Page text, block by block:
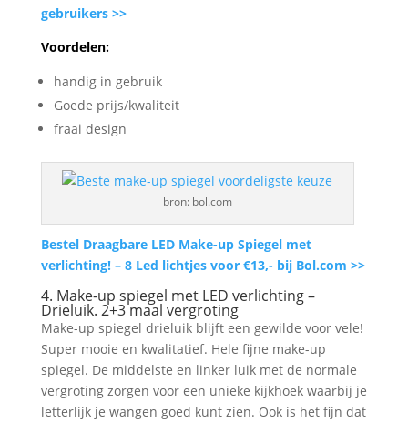
gebruikers >>
Voordelen:
handig in gebruik
Goede prijs/kwaliteit
fraai design
bron: bol.com
Bestel Draagbare LED Make-up Spiegel met
verlichting! – 8 Led lichtjes voor €13,- bij Bol.com >>
4. Make-up spiegel met LED verlichting –
Drieluik. 2+3 maal vergroting
Make-up spiegel drieluik blijft een gewilde voor vele!
Super mooie en kwalitatief. Hele fijne make-up
spiegel. De middelste en linker luik met de normale
vergroting zorgen voor een unieke kijkhoek waarbij je
letterlijk je wangen goed kunt zien. Ook is het fijn dat